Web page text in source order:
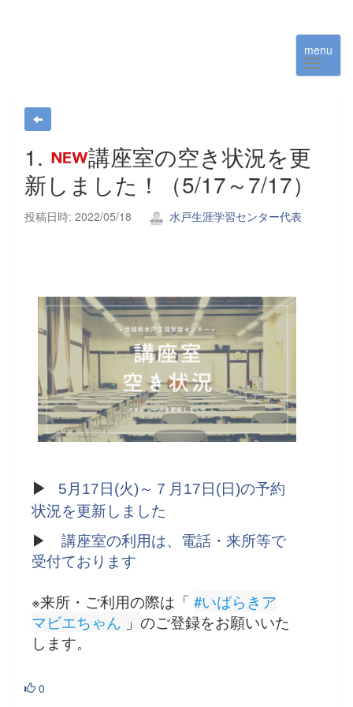
menu
1.
講座室の空き状況を更
新しました！（5/17～7/17）
投稿日時: 2022/05/18 水戸生涯学習センター代表
▶
5月17日(火)～７月17日(日)の予約
状況を更新しました
▶ 講座室の利用は、電話・来所等で
受付ております
※来所・ご利用の際は「 #いばらきア
マビエちゃん 」 のご登録をお願いいた
します。
0